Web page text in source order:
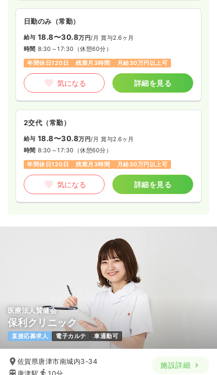
日勤のみ（常勤）
給与 18.8〜30.8万円/月 賞与2.6ヶ月
時間 8:30～17:30 （休憩60分）
年間休日120日
残業月3時間 月給30万円以上可
気になる 詳細を見る
2交代（常勤）
給与 18.8〜30.8万円/月 賞与2.6ヶ月
時間 8:30～17:30 （休憩60分）
年間休日120日
残業月3時間 月給30万円以上可
気になる 詳細を見る
医療法人賛健会
保利クリニック
直接応募求人 電子カルテ 車通勤可
佐賀県唐津市南城内3-34
施設詳細